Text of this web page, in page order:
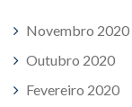
Novembro 2020
Outubro 2020
Fevereiro 2020